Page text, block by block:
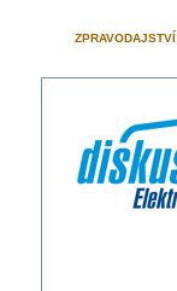
ZPRAVODAJSTVÍ